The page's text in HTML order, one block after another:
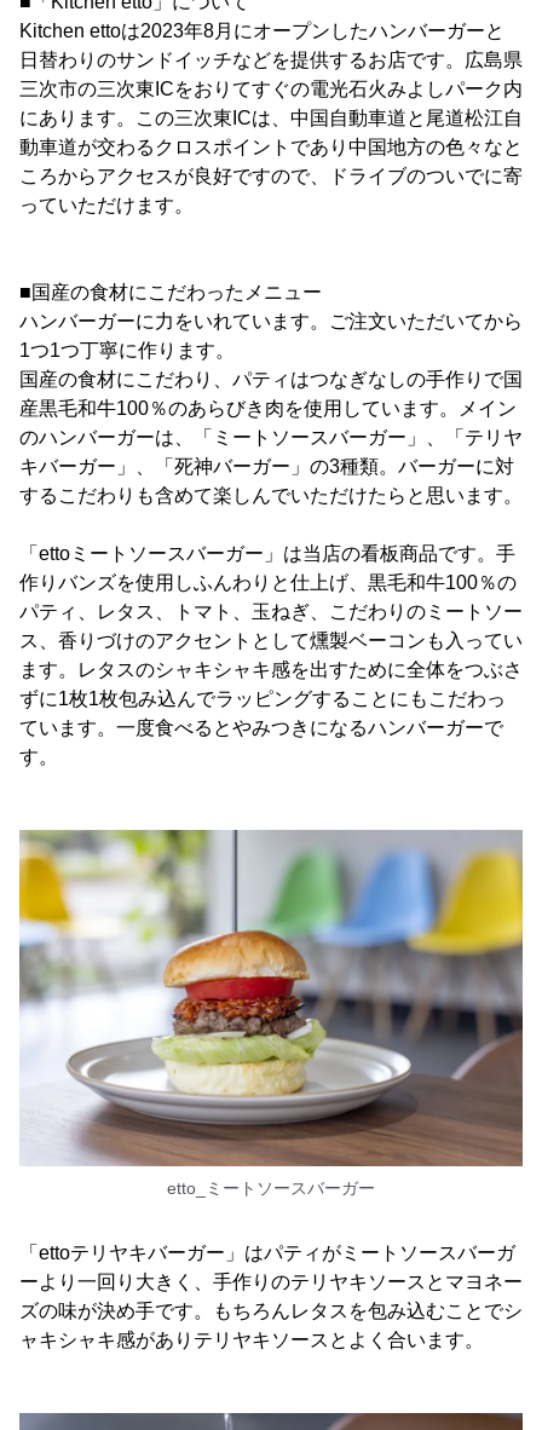
Kitchen ettoは2023年8月にオープンしたハンバーガーと
日替わりのサンドイッチなどを提供するお店です。広島県
三次市の三次東ICをおりてすぐの電光石火みよしパーク内
にあります。この三次東ICは、中国自動車道と尾道松江自
動車道が交わるクロスポイントであり中国地方の色々なと
ころからアクセスが良好ですので、ドライブのついでに寄
っていただけます。
■国産の食材にこだわったメニュー
ハンバーガーに力をいれています。ご注文いただいてから
1つ1つ丁寧に作ります。
国産の食材にこだわり、パティはつなぎなしの手作りで国
産黒毛和牛100％のあらびき肉を使用しています。メイン
のハンバーガーは、「ミートソースバーガー」、「テリヤ
キバーガー」、「死神バーガー」の3種類。バーガーに対
するこだわりも含めて楽しんでいただけたらと思います。
「ettoミートソースバーガー」は当店の看板商品です。手
作りバンズを使用しふんわりと仕上げ、黒毛和牛100％の
パティ、レタス、トマト、玉ねぎ、こだわりのミートソー
ス、香りづけのアクセントとして燻製ベーコンも入ってい
ます。レタスのシャキシャキ感を出すために全体をつぶさ
ずに1枚1枚包み込んでラッピングすることにもこだわっ
ています。一度食べるとやみつきになるハンバーガーで
す。
etto_ミートソースバーガー
「ettoテリヤキバーガー」はパティがミートソースバーガ
ーより一回り大きく、手作りのテリヤキソースとマヨネー
ズの味が決め手です。もちろんレタスを包み込むことでシ
ャキシャキ感がありテリヤキソースとよく合います。